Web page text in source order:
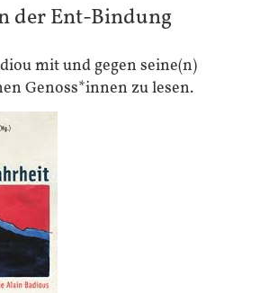
der Ent-Bindung
mit und gegen seine(n)
Genoss*innen zu lesen.